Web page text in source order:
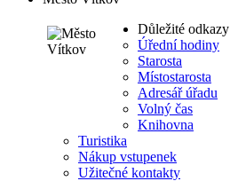
Důležité odkazy
Úřední hodiny
Starosta
Místostarosta
Adresář úřadu
Volný čas
Knihovna
Turistika
Nákup vstupenek
Užitečné kontakty